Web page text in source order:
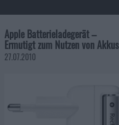
Apple Batterieladegerät –
Ermutigt zum Nutzen von Akkus
27.07.2010